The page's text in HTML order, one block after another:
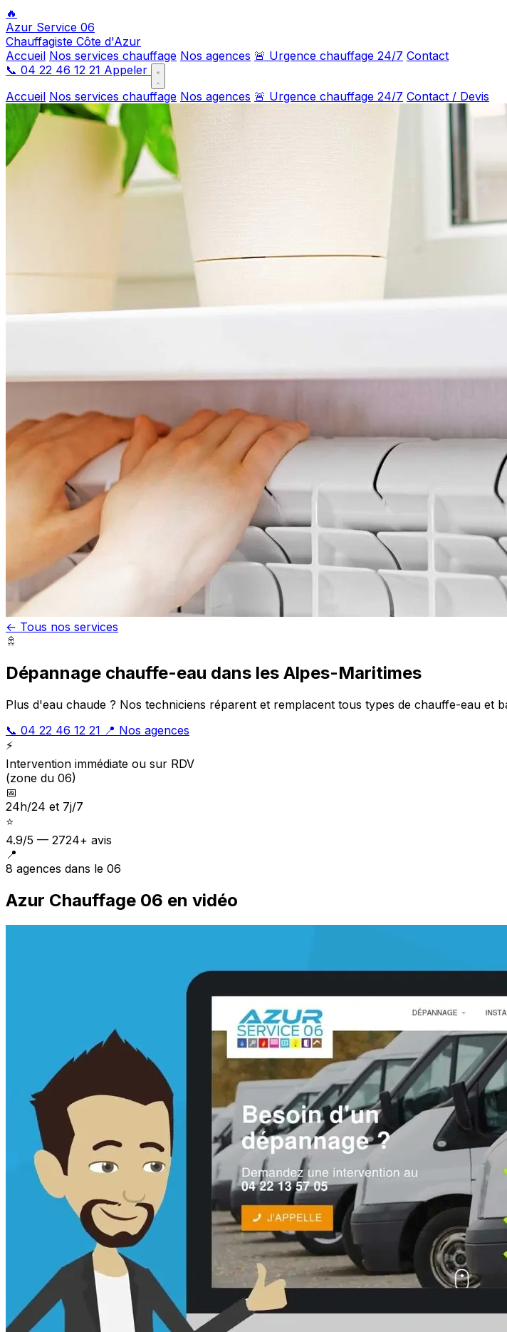
🔥
Azur Service 06
Chauffagiste Côte d'Azur
Accueil Nos services chauffage Nos agences 🚨 Urgence chauffage 24/7 Contact
📞 04 22 46 12 21 Appeler
Accueil Nos services chauffage Nos agences 🚨 Urgence chauffage 24/7 Contact / Devis
← Tous nos services
🚿
Dépannage chauffe-eau dans les Alpes-Maritimes
Plus d'eau chaude ? Nos techniciens réparent et remplacent tous types de chauffe-eau et
📞 04 22 46 12 21 📍 Nos agences
⚡
Intervention immédiate ou sur RDV
(zone du 06)
📅
24h/24 et 7j/7
⭐
4.9/5 — 2724+ avis
📍
8 agences dans le 06
Azur Chauffage 06 en vidéo